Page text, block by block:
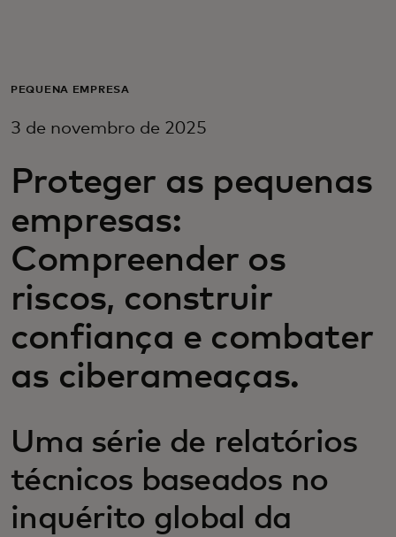
Para empresas
Para inovadores
Notícias e tendências
PEQUENA EMPRESA
3 de novembro de 2025
Proteger as pequenas
empresas:
Compreender os
riscos, construir
confiança e combater
as ciberameaças.
Uma série de relatórios
técnicos baseados no
inquérito global da